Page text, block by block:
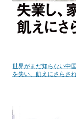
世界がまだ知らない中
を失い、飢えにさらさ